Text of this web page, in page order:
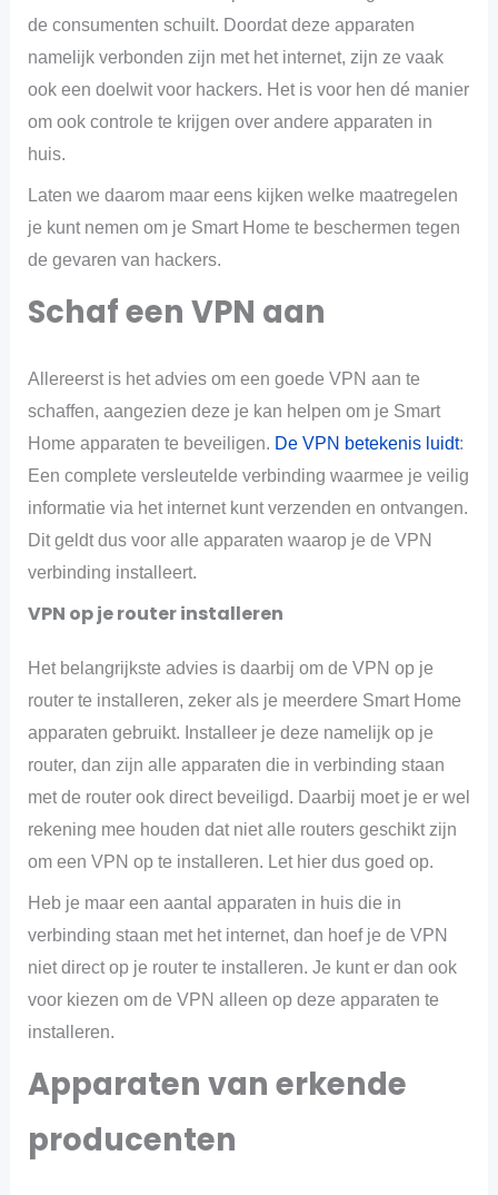
de consumenten schuilt. Doordat deze apparaten
namelijk verbonden zijn met het internet, zijn ze vaak
ook een doelwit voor hackers. Het is voor hen dé manier
om ook controle te krijgen over andere apparaten in
huis.
Laten we daarom maar eens kijken welke maatregelen
je kunt nemen om je Smart Home te beschermen tegen
de gevaren van hackers.
Schaf een VPN aan
Allereerst is het advies om een goede VPN aan te
schaffen, aangezien deze je kan helpen om je Smart
Home apparaten te beveiligen. De VPN betekenis luidt:
Een complete versleutelde verbinding waarmee je veilig
informatie via het internet kunt verzenden en ontvangen.
Dit geldt dus voor alle apparaten waarop je de VPN
verbinding installeert.
VPN op je router installeren
Het belangrijkste advies is daarbij om de VPN op je
router te installeren, zeker als je meerdere Smart Home
apparaten gebruikt. Installeer je deze namelijk op je
router, dan zijn alle apparaten die in verbinding staan
met de router ook direct beveiligd. Daarbij moet je er wel
rekening mee houden dat niet alle routers geschikt zijn
om een VPN op te installeren. Let hier dus goed op.
Heb je maar een aantal apparaten in huis die in
verbinding staan met het internet, dan hoef je de VPN
niet direct op je router te installeren. Je kunt er dan ook
voor kiezen om de VPN alleen op deze apparaten te
installeren.
Apparaten van erkende
producenten